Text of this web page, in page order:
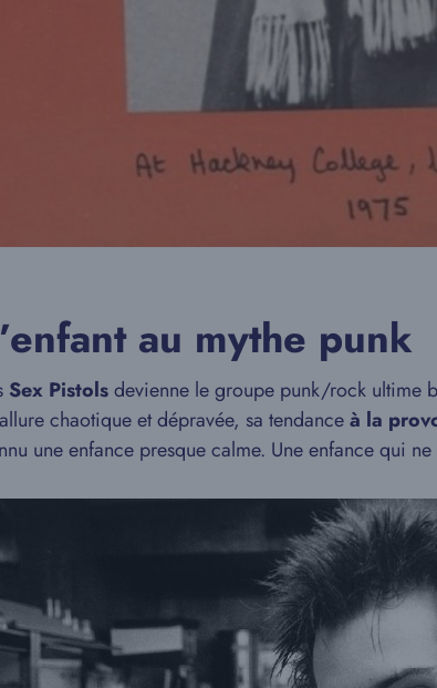
au mythe punk
Sex Pistolsdevienne le groupe punk/rock ultime
chaotique et dépravée, sa tendanceà la
une enfance presque calme. Une enfance qui